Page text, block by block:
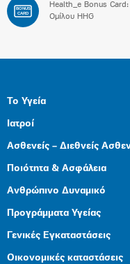
BONUS
CARD
Health_e Bonus
Ομίλου HHG
Το Υγεία
Ιατροί
Ασθενείς – Διεθνείς
Ποιότητα & Ασφάλεια
Ανθρώπινο Δυναμικό
Προγράμματα Υγείας
Γενικές Εγκαταστάσεις
Οικονομικές καταστάσεις